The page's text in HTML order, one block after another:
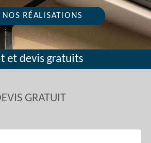
NOS RÉALISATIONS
et devis gratuits
GRATUIT